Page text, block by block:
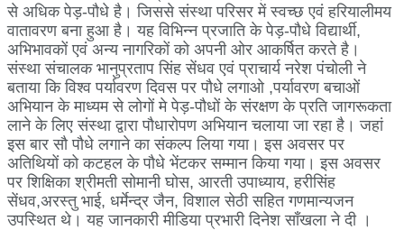
से अधिक पेड़-पौधे है। जिससे संस्था परिसर में स्वच्छ एवं हरियालीमय
वातावरण बना हुआ है। यह विभिन्न प्रजाति के पेड़-पौधे विद्यार्थी,
अभिभावकों एवं अन्य नागरिकों को अपनी ओर आकर्षित करते है।
संस्था संचालक भानुप्रताप सिंह सेंधव एवं प्राचार्य नरेश पंचोली ने
बताया कि विश्व पर्यावरण दिवस पर पौधे लगाओ ,पर्यावरण बचाओं
अभियान के माध्यम से लोगों मे पेड़-पौधों के संरक्षण के प्रति जागरूकता
लाने के लिए संस्था द्वारा पौधारोपण अभियान चलाया जा रहा है। जहां
इस बार सौ पौधे लगाने का संकल्प लिया गया। इस अवसर पर
अतिथियों को कटहल के पौधे भेंटकर सम्मान किया गया। इस अवसर
पर शिक्षिका श्रीमती सोमानी घोस, आरती उपाध्याय, हरीसिंह
सेंधव,अरस्तु भाई, धर्मेन्द्र जैन, विशाल सेठी सहित गणमान्यजन
उपस्थित थे। यह जानकारी मीडिया प्रभारी दिनेश साँखला ने दी ।